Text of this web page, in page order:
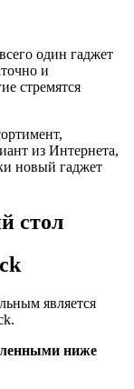
один гаджет
и
стремятся
из Интернета,
новый гаджет
стол
является
ниже